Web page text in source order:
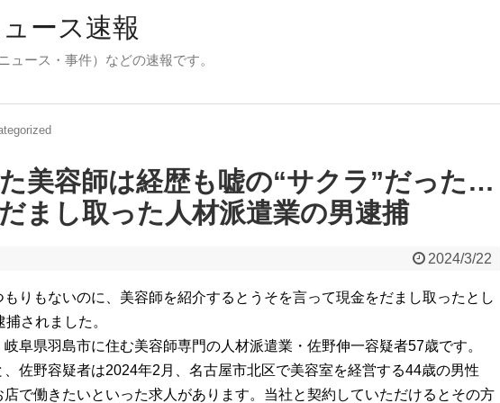
ース速報
ュース・事件）などの速報です。
美容師は経歴も嘘の“サクラ”だった…
まし取った人材派遣業の男逮捕
2024/3/22
もりもないのに、美容師を紹介するとうそを言って現金をだまし取ったとし
されました。
阜県羽島市に住む美容師専門の人材派遣業・佐野伸一容疑者57歳です。
佐野容疑者は2024年2月、名古屋市北区で美容室を経営する44歳の男性
店で働きたいといった求人があります。当社と契約していただけるとその方